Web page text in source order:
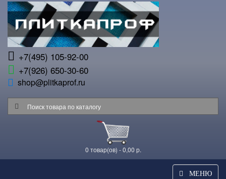
+7(495) 105-92-00
+7(926) 650-30-60
shop@plitkaprof.ru
0 товар(ов) - 0,00 р.
МЕНЮ